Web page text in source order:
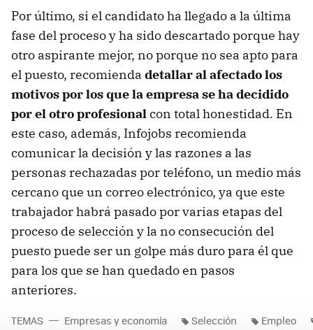
Por último, si el candidato ha llegado a la última
fase del proceso y ha sido descartado porque hay
otro aspirante mejor, no porque no sea apto para
el puesto, recomienda detallar al afectado los
motivos por los que la empresa se ha decidido
por el otro profesionalcon total honestidad. En
este caso, además, Infojobs recomienda
comunicar la decisión y las razones a las
personas rechazadas por teléfono, un medio más
cercano que un correo electrónico, ya que este
trabajador habrá pasado por varias etapas del
proceso de selección y la no consecución del
puesto puede ser un golpe más duro para él que
para los que se han quedado en pasos
anteriores.
TEMAS Empresas y economía Selección Empleo